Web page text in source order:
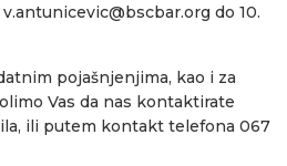
v.antunicevic@bscbar.org do 10.
pojašnjenjima, kao i za
Vas da nas kontaktirate
ili putem kontakt telefona 067